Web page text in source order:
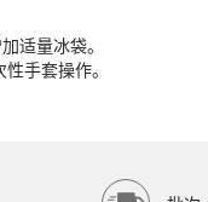
适量冰袋。
手套操作。